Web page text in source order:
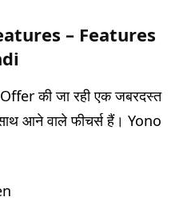
– Features
की जा रही एक जबरदस्त
आने वाले फीचर्स हैं। Yono